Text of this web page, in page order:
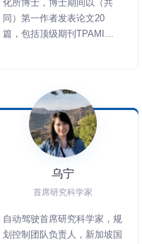
阿维塔以及问界2023智驾版
等多款车型上的商用。在复
旦，担任集群机器人系统实验
化所博士，博士期间以（共
同）第一作者发表论文20
篇，包括顶级期刊TPAMI和
乌宁
首席研究科学家
自动驾驶首席研究科学家，规
划控制团队负责人，新加坡国